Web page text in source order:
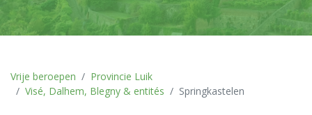
Vrije beroepen
Provincie Luik
Visé, Dalhem, Blegny & entités
Springkastelen